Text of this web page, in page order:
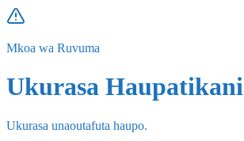
Mkoa wa Ruvuma
Ukurasa Haupatikani
Ukurasa unaoutafuta haupo.